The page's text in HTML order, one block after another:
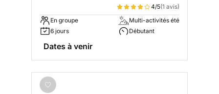
4/5(1 avis)
En groupe
6 jours
Multi-activités été
Débutant
Dates à venir